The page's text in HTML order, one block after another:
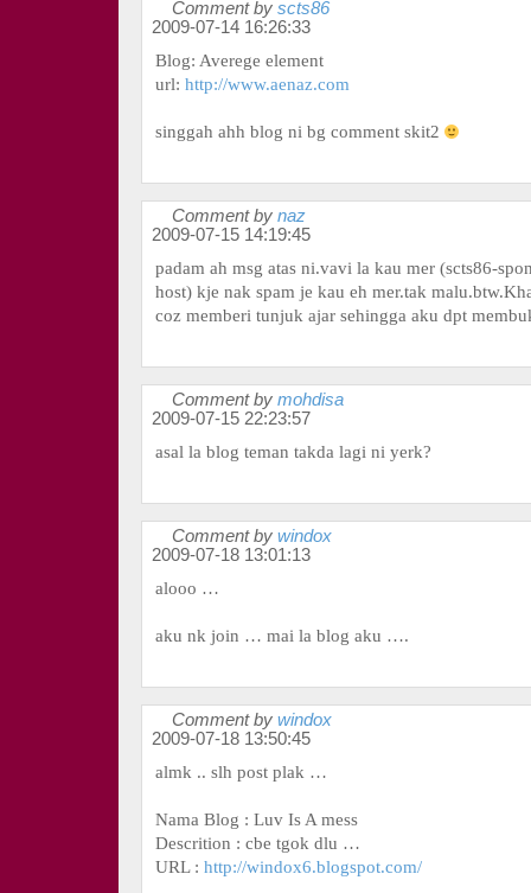
Comment by scts86
2009-07-14 16:26:33
Blog: Averege element
url: http://www.aenaz.com
singgah ahh blog ni bg comment skit2
Comment by naz
2009-07-15 14:19:45
padam ah msg atas ni.vavi la kau mer (scts86-
host) kje nak spam je kau eh mer.tak
coz memberi tunjuk ajar sehingga aku dpt
Comment by mohdisa
2009-07-15 22:23:57
asal la blog teman takda lagi ni yerk?
Comment by windox
2009-07-18 13:01:13
alooo …
aku nk join … mai la blog aku ….
Comment by windox
2009-07-18 13:50:45
almk .. slh post plak …
Nama Blog : Luv Is A mess
Descrition : cbe tgok dlu …
URL : http://windox6.blogspot.com/